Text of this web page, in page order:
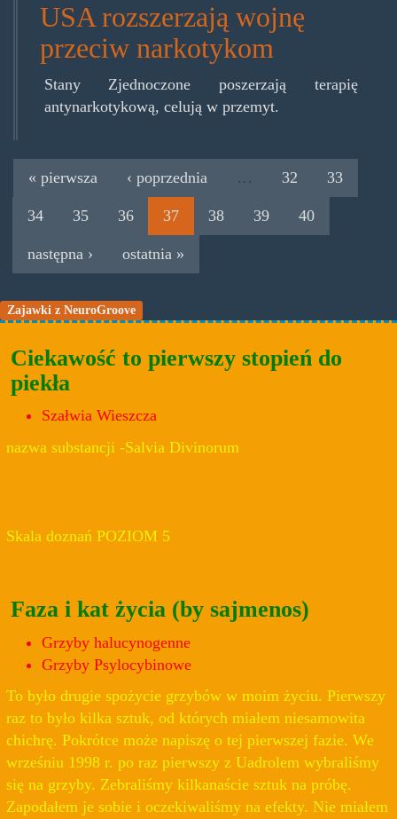
USA rozszerzają wojnę
przeciw narkotykom
Stany Zjednoczone poszerzają terapię
antynarkotykową, celują w przemyt.
« pierwsza ‹ poprzednia … 32 33
34 35 36 37 38 39 40
następna › ostatnia »
Zajawki z NeuroGroove
Ciekawość to pierwszy stopień do
piekła
Szałwia Wieszcza
nazwa substancji -Salvia Divinorum
Skala doznań POZIOM 5
Faza i kat życia (by sajmenos)
Grzyby halucynogenne
Grzyby Psylocybinowe
To było drugie spożycie grzybów w moim życiu. Pierwszy
raz to było kilka sztuk, od których miałem niesamowita
chichrę. Pokrótce może napiszę o tej pierwszej fazie. We
wrześniu 1998 r. po raz pierwszy z Uadrolem wybraliśmy
się na grzyby. Zebraliśmy kilkanaście sztuk na próbę.
Zapodałem je sobie i oczekiwaliśmy na efekty. Nie miałem